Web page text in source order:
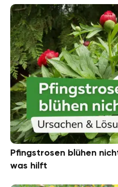
Pfingstrosen blühen
was hilft